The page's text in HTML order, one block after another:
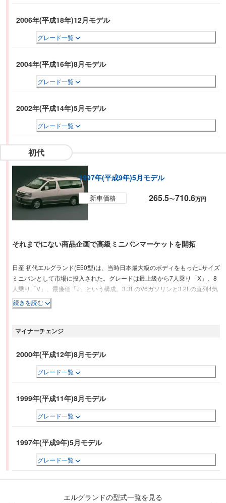
2006年(平成18年)12月モデル
グレード一覧
2004年(平成16年)8月モデル
グレード一覧
2002年(平成14年)5月モデル
グレード一覧
初代
1997年(平成9年)5月モデル
新車価格 265.5〜710.6万円
それまでにない商品企画で高級ミニバンマーケットを開拓
日産 初代エルグランド(E50型)は、当時日本最大級のボディをもったLサイズ
ミニバンとして市場に投入された。グレードは最上級から7人乗り「X」、8
人乗り「V」、最廉価「J」という構成。3.3LのV6ガソリンと3.2Lの直列4気
筒ディーゼルターボの2種類のエンジンに全車4ATの組み合わせで、FR(後輪
駆動)とオールモード4WD(四輪駆動)モデルが設定される。フラットフロアや
備えたセカンドシート、ロングスライド＆左右跳ね上げ式のサードシートな
続きを読む
マイナーチェンジ
2000年(平成12年)8月モデル
グレード一覧
1999年(平成11年)8月モデル
グレード一覧
1997年(平成9年)5月モデル
グレード一覧
エルグランドの型式一覧を見る